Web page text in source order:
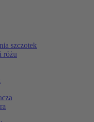
szczotek
różu